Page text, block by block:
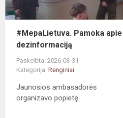
#MepaLietuva. Pamoka apie
dezinformaciją
Paskelbta: 2026-03-31
Kategorija:Renginiai
Jaunosios ambasadorės
organizavo popietę